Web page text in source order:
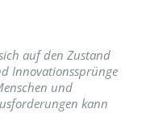
auf den Zustand
Innovationssprünge
und
kann